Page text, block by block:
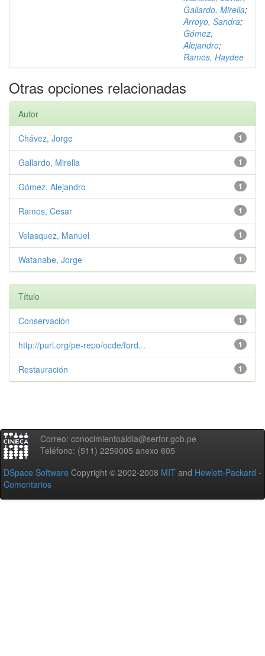
Gallardo, Mirella;
Arroyo, Sandra;
Gómez,
Alejandro;
Ramos, Haydee
Otras opciones relacionadas
Autor
1
Chávez, Jorge
1
Gallardo, Mirella
1
Gómez, Alejandro
1
Ramos, Cesar
1
Velasquez, Manuel
1
Watanabe, Jorge
Título
1
Conservación
1
http://purl.org/pe-repo/ocde/ford...
1
Restauración
Correo: conocimientoaldia@serfor.gob.pe
Teléfono: (511) 2259005 anexo 605
DSpace Software Copyright © 2002-2008 MIT and Hewlett-Packard -
Comentarios